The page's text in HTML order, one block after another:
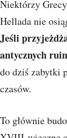
Niektórzy
Hellada nie
Jeśli
antycznych
do dziś zabytki
czasów.
To głównie